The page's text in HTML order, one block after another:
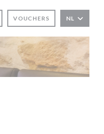
VOUCHERS NL